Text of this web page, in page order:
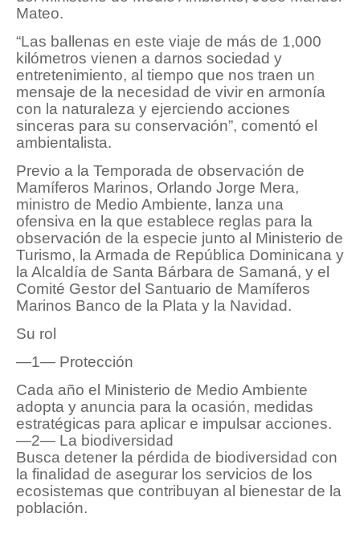
Mateo.
“Las ballenas en este viaje de más de 1,000
kilómetros vienen a darnos sociedad y
entretenimiento, al tiempo que nos traen un
mensaje de la necesidad de vivir en armonía
con la naturaleza y ejerciendo acciones
sinceras para su conservación”, comentó el
ambientalista.
Previo a la Temporada de observación de
Mamíferos Marinos, Orlando Jorge Mera,
ministro de Medio Ambiente, lanza una
ofensiva en la que establece reglas para la
observación de la especie junto al Ministerio de
Turismo, la Armada de República Dominicana y
la Alcaldía de Santa Bárbara de Samaná, y el
Comité Gestor del Santuario de Mamíferos
Marinos Banco de la Plata y la Navidad.
Su rol
—1— Protección
Cada año el Ministerio de Medio Ambiente
adopta y anuncia para la ocasión, medidas
estratégicas para aplicar e impulsar acciones.
—2— La biodiversidad
Busca detener la pérdida de biodiversidad con
la finalidad de asegurar los servicios de los
ecosistemas que contribuyan al bienestar de la
población.